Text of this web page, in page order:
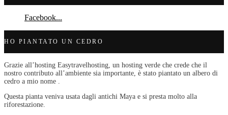
Facebook...
HO PIANTATO UN CEDRO
Grazie all’hosting Easytravelhosting, un hosting verde che crede che il
nostro contributo all’ambiente sia importante, è stato piantato un albero di
cedro a mio nome .
Questa pianta veniva usata dagli antichi Maya e si presta molto alla
riforestazione.